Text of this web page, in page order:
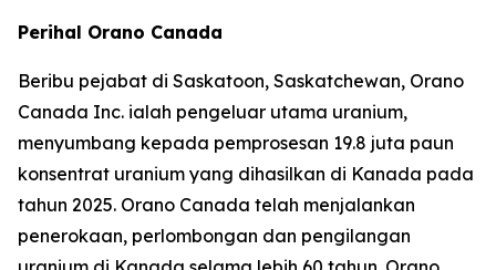
Perihal Orano Canada
Beribu pejabat di Saskatoon, Saskatchewan, Orano
Canada Inc. ialah pengeluar utama uranium,
menyumbang kepada pemprosesan 19.8 juta paun
konsentrat uranium yang dihasilkan di Kanada pada
tahun 2025. Orano Canada telah menjalankan
penerokaan, perlombongan dan pengilangan